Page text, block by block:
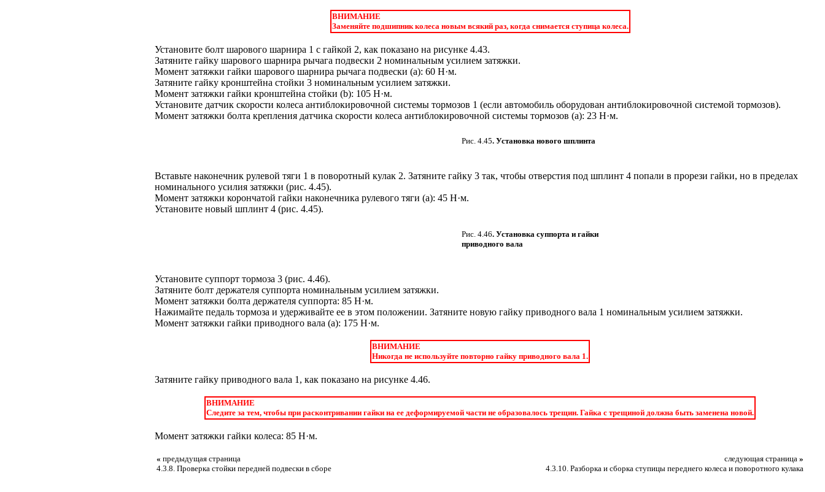
ВНИМАНИЕ
Заменяйте подшипник колеса новым всякий раз, когда снимается ступица колеса.
Установите болт шарового шарнира 1 с гайкой 2, как показано на рисунке 4.43.
Затяните гайку шарового шарнира рычага подвески 2 номинальным усилием затяжки.
Момент затяжки гайки шарового шарнира рычага подвески (a): 60 Н·м.
Затяните гайку кронштейна стойки 3 номинальным усилием затяжки.
Момент затяжки гайки кронштейна стойки (b): 105 Н·м.
Установите датчик скорости колеса антиблокировочной системы тормозов 1 (если автомобиль оборудован антиблокировочной системой тормозов).
Момент затяжки болта крепления датчика скорости колеса антиблокировочной системы тормозов (a): 23 Н·м.
Рис. 4.45. Установка нового шплинта
Вставьте наконечник рулевой тяги 1 в поворотный кулак 2. Затяните гайку 3 так, чтобы отверстия под шплинт 4 попали в прорези гайки, но в пределах
номинального усилия затяжки (рис. 4.45).
Момент затяжки корончатой гайки наконечника рулевого тяги (a): 45 Н·м.
Установите новый шплинт 4 (рис. 4.45).
Рис. 4.46. Установка суппорта и гайки
приводного вала
Установите суппорт тормоза 3 (рис. 4.46).
Затяните болт держателя суппорта номинальным усилием затяжки.
Момент затяжки болта держателя суппорта: 85 Н·м.
Нажимайте педаль тормоза и удерживайте ее в этом положении. Затяните новую гайку приводного вала 1 номинальным усилием затяжки.
Момент затяжки гайки приводного вала (a): 175 Н·м.
ВНИМАНИЕ
Никогда не используйте повторно гайку приводного вала 1.
Затяните гайку приводного вала 1, как показано на рисунке 4.46.
ВНИМАНИЕ
Следите за тем, чтобы при расконтривании гайки на ее деформируемой части не образовалось трещин. Гайка с трещиной должна быть заменена новой.
Момент затяжки гайки колеса: 85 Н·м.
« предыдущая страница
4.3.8. Проверка стойки передней подвески в сборе
следующая страница »
4.3.10. Разборка и сборка ступицы переднего колеса и поворотного кулака